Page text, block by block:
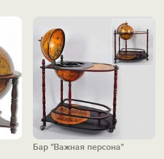
Бар "Важная персона"